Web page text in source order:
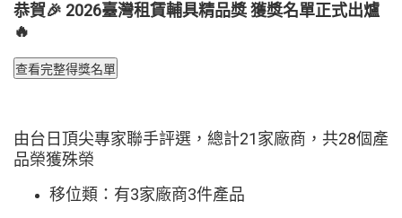
恭賀🎉 2026臺灣租賃輔具精品獎 獲獎名單正式出爐
🔥
由台日頂尖專家聯手評選，總計21家廠商，共28個產
品榮獲殊榮
移位類：有3家廠商3件產品